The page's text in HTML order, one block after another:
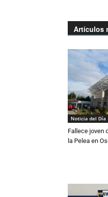
Artículos
Noticia del Día
Fallece joven
la Pelea en